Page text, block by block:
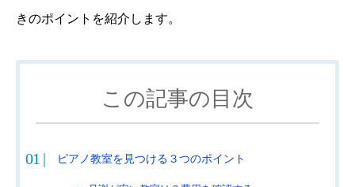
きのポイントを紹介します。
この記事の目次
ピアノ教室を見つける３つのポイント